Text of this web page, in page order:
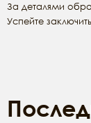
За деталями
Успейте